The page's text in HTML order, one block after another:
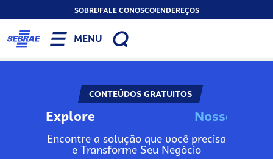
SOBREFALE CONOSCOENDEREÇOS
MENU
CONTEÚDOS GRATUITOS
Explore Nosso
Encontre a solução que você precisa
e Transforme Seu Negócio